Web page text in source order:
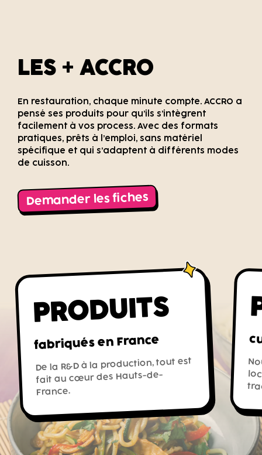
LES + ACCRO
En restauration, chaque minute compte. ACCRO a
pensé ses produits pour qu’ils s’intègrent
facilement à vos process. Avec des formats
pratiques, prêts à l’emploi, sans matériel
spécifique et qui s’adaptent à différents modes
de cuisson.
Demander les fiches
PRODUITS
fabriqués en France
De la R&D à la production, tout est
fait au cœur des Hauts-de-
France.